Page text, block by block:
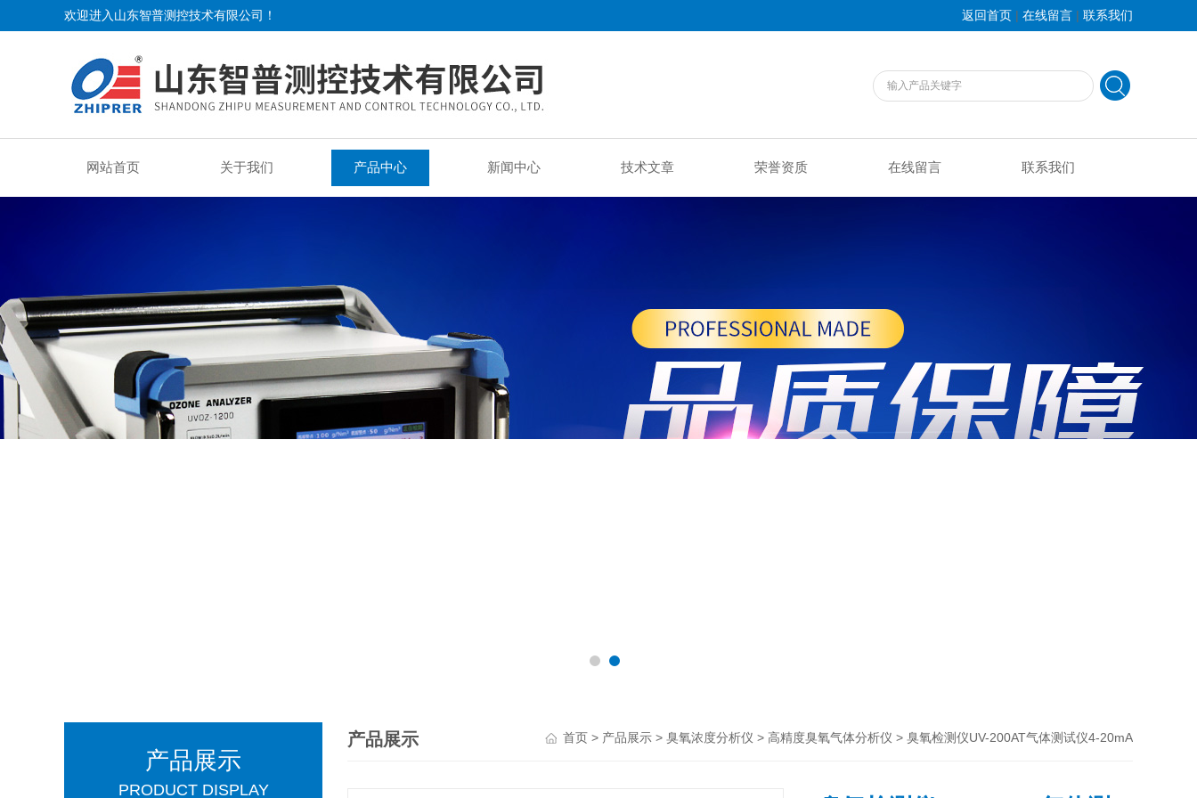
欢迎进入山东智普测控技术有限公司！ 返回首页 | 在线留言 | 联系我们
网站首页 关于我们 产品中心 新闻中心 技术文章 荣誉资质 在线留言 联系我们
产品展示
PRODUCT DISPLAY
产品展示 首页 > 产品展示 > 臭氧浓度分析仪 > 高精度臭氧气体分析仪 > 臭氧检测仪UV-200AT气体测试仪4-20mA